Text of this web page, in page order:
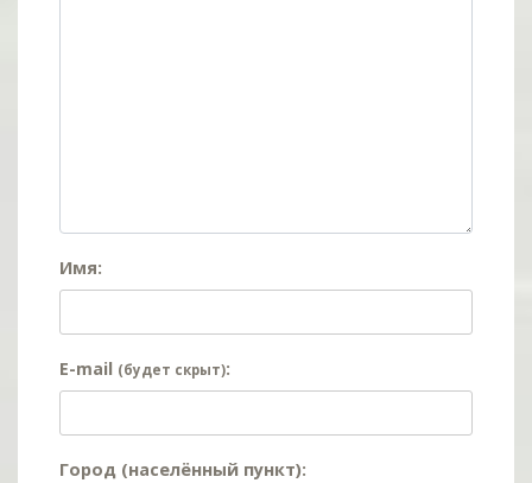
Имя:
E-mail (будет скрыт):
Город (населённый пункт):